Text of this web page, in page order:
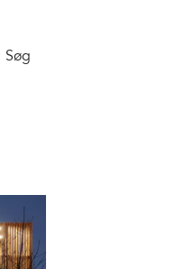
Søg